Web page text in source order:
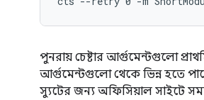
পুনরায় চেষ্টার আর্গুমেন্টগুলো
আর্গুমেন্টগুলো থেকে ভিন্ন হতে
স্যুটের জন্য অফিসিয়াল সাইটে